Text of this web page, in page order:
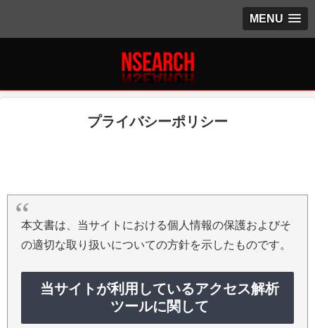
MENU
プライバシーポリシー
本文書は、当サイトにおける個人情報の保護およびそ
の適切な取り扱いについての方針を示したものです。
当サイトが利用しているアクセス解析
ツールに関して